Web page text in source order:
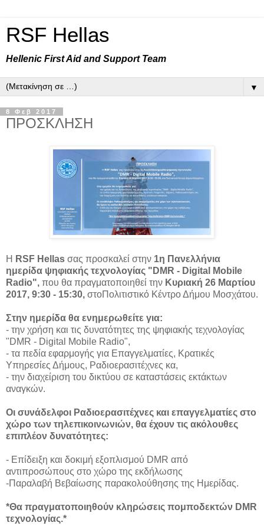
RSF Hellas
Hellenic First Aid and Support Team
▼
8 Φεβ 2017
ΠΡΟΣΚΛΗΣΗ
H RSF Hellas σας προσκαλεί στην 1η Πανελλήνια
ημερίδα ψηφιακής τεχνολογίας "DMR - Digital
Mobile
Radio", που θα πραγματοποιηθεί την Κυριακή 26 Μαρτίου
2017,​ 9:30 - 15:30, ​ στο ​​Πολιτιστικό Κέντρο Δήμου Μοσχάτου.
Στην ημερίδα θα ενημερωθείτε για:
- την χρήση και τις δυνατότητες της ψηφιακής τεχνολογίας
"DMR - Digital Mobile Radio"​,
- τα πεδία εφαρμογής για Επαγγελματίες, Κρατικές
Υπηρεσίες Δήμους, Ραδιοερασιτέχνες κα,
- την διαχείριση του δικτύου σε καταστάσεις εκτάκτων
αναγκών.
Οι συνάδελφοι Ραδιοερασιτέχνες και επαγγελματίες στο
χώρο των τηλεπικοινωνιών, θα έχουν τις ακόλουθες
επιπλέον δυνατότητες:
- Επίδειξη και δοκιμή εξοπλισμού DMR από
αντιπροσώπους στο χώρο της εκδήλωσης
-Παραλαβή Βεβαίωσης παρακολούθησης της Ημερίδας.
*Θα πραγματοποιηθούν κληρώσεις πομποδεκτών DMR
τεχνολογίας.*